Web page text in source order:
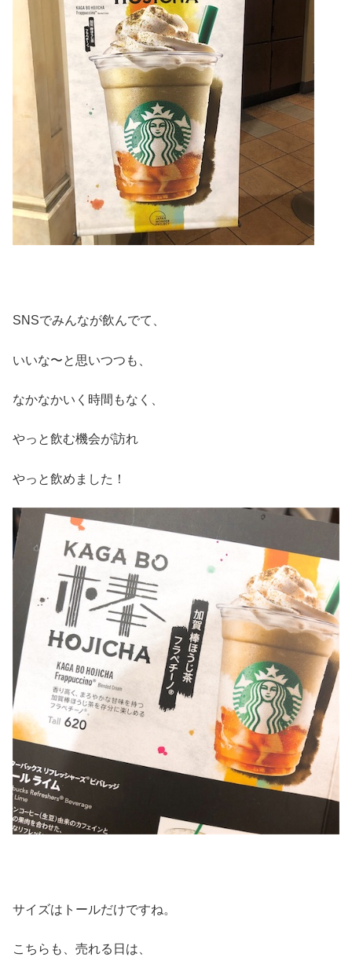
SNSでみんなが飲んでて、
いいな〜と思いつつも、
なかなかいく時間もなく、
やっと飲む機会が訪れ
やっと飲めました！
サイズはトールだけですね。
こちらも、売れる日は、